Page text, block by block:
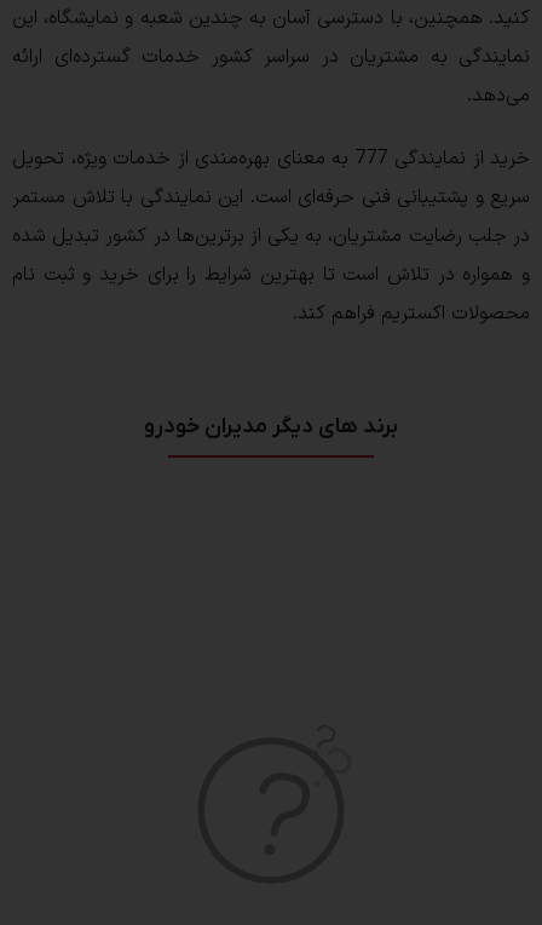
کنید. همچنین، با دسترسی آسان به چندین شعبه و نمایشگاه، این
نمایندگی به مشتریان در سراسر کشور خدمات گسترده‌ای ارائه
می‌دهد.
خرید از نمایندگی 777 به معنای بهره‌مندی از خدمات ویژه، تحویل
سریع و پشتیبانی فنی حرفه‌ای است. این نمایندگی با تلاش مستمر
در جلب رضایت مشتریان، به یکی از برترین‌ها در کشور تبدیل شده
و همواره در تلاش است تا بهترین شرایط را برای خرید و ثبت نام
محصولات اکستریم فراهم کند.
برند های دیگر مدیران خودرو